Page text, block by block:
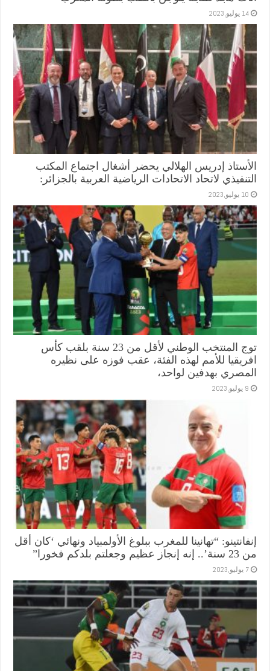
14 يوليو,2023
الأستاذ إدريس الهلالي يحضر أشغال اجتماع المكتب
التنفيذي لاتحاد الاتحادات الرياضية العربية بالجزائر:
10 يوليو,2023
توج المنتخب الوطني لأقل من 23 سنة بلقب كأس
افريقيا للأمم لهذه الفئة، عقب فوزه على نظيره
المصري بهدفين لواحد،
9 يوليو,2023
إنفانتينو: “تهانينا للمغرب ببلوغ الأولمبياد ونهائي ‘كان أقل
من 23 سنة’.. إنه إنجاز عظيم وجعلتم بلدكم فخورا”
7 يوليو,2023